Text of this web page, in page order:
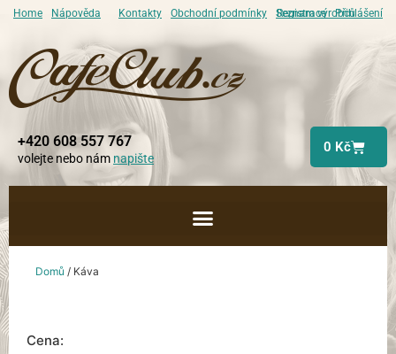
Home Nápověda Kontakty Obchodní podmínky Seznam výrobců
Registrace Přihlášení
+420 608 557 767
volejte nebo nám napište
0 Kč
Domů / Káva
Cena: